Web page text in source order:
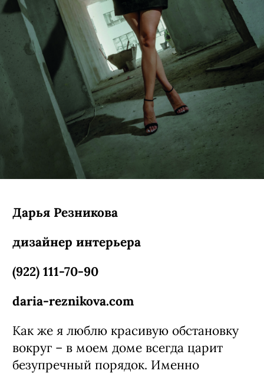
Дарья Резникова
дизайнер интерьера
(922) 111-70-90
daria-reznikova.com
Как же я люблю красивую обстановку
вокруг – в моем доме всегда царит
безупречный порядок. Именно